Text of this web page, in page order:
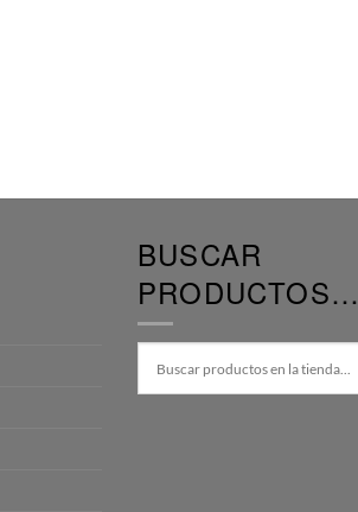
BUSCAR
PRODUCTOS…